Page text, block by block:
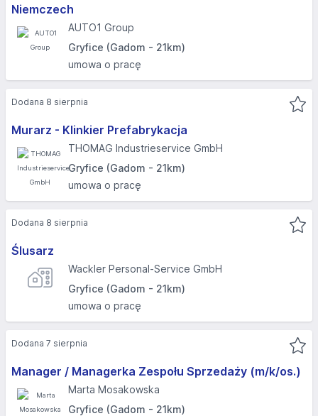
Niemczech
AUTO1 Group
Gryfice (Gadom - 21km)
umowa o pracę
Murarz - Klinkier Prefabrykacja
THOMAG Industrieservice GmbH
Gryfice (Gadom - 21km)
umowa o pracę
Dodana 8 sierpnia
Ślusarz
Wackler Personal-Service GmbH
Gryfice (Gadom - 21km)
umowa o pracę
Dodana 8 sierpnia
Manager / Managerka Zespołu Sprzedaży (m/k/os.)
Marta Mosakowska
Gryfice (Gadom - 21km)
Dodana 7 sierpnia